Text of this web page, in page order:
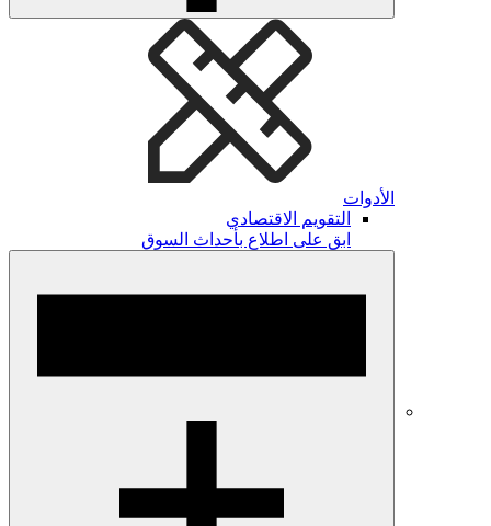
الأدوات
التقويم الاقتصادي
ابق على اطلاع بأحداث السوق